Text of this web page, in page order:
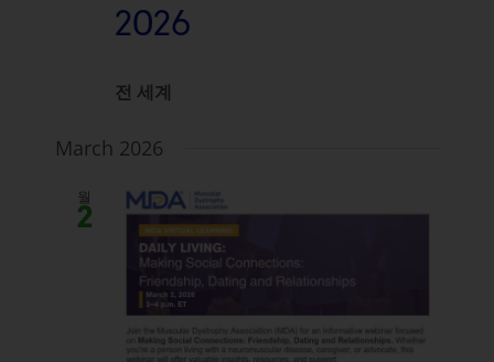
2026
전 세계
March 2026
월
2